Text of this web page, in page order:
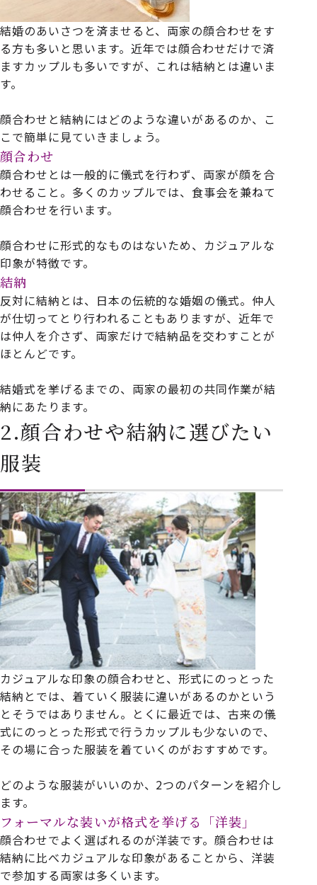
結婚のあいさつを済ませると、両家の顔合わせをす
る方も多いと思います。近年では顔合わせだけで済
ますカップルも多いですが、これは結納とは違いま
す。
顔合わせと結納にはどのような違いがあるのか、こ
こで簡単に見ていきましょう。
顔合わせ
顔合わせとは一般的に儀式を行わず、両家が顔を合
わせること。多くのカップルでは、食事会を兼ねて
顔合わせを行います。
顔合わせに形式的なものはないため、カジュアルな
印象が特徴です。
結納
反対に結納とは、日本の伝統的な婚姻の儀式。仲人
が仕切ってとり行われることもありますが、近年で
は仲人を介さず、両家だけで結納品を交わすことが
ほとんどです。
結婚式を挙げるまでの、両家の最初の共同作業が結
納にあたります。
2.顔合わせや結納に選びたい
服装
カジュアルな印象の顔合わせと、形式にのっとった
結納とでは、着ていく服装に違いがあるのかという
とそうではありません。とくに最近では、古来の儀
式にのっとった形式で行うカップルも少ないので、
その場に合った服装を着ていくのがおすすめです。
どのような服装がいいのか、 2つのパターンを紹介し
ます。
フォーマルな装いが格式を挙げる「洋装」
顔合わせでよく選ばれるのが洋装です。顔合わせは
結納に比べカジュアルな印象があることから、洋装
で参加する両家は多くいます。